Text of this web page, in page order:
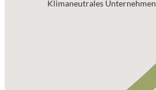
Klimaneutrales Unternehmen